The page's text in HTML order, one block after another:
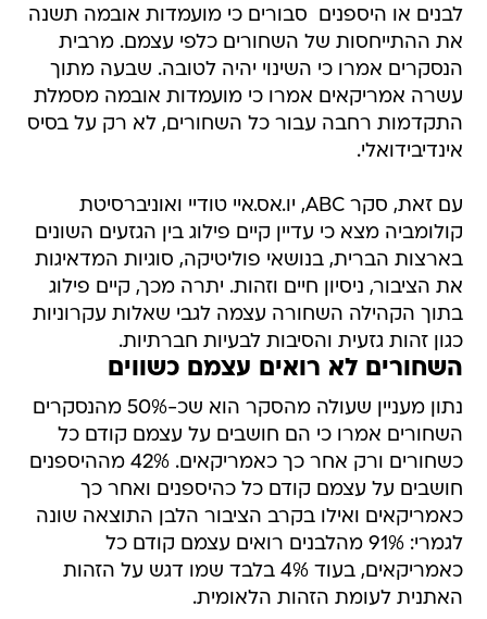
לבנים או היספנים  סבורים כי מועמדות אובמה תשנה
את ההתייחסות של השחורים כלפי עצמם. מרבית
הנסקרים אמרו כי השינוי יהיה לטובה. שבעה מתוך
עשרה אמריקאים אמרו כי מועמדות אובמה מסמלת
התקדמות רחבה עבור כל השחורים, לא רק על בסיס
אינדיבידואלי.
עם זאת, סקר ABC, יו.אס.איי טודיי ואוניברסיטת
קולומביה מצא כי עדיין קיים פילוג בין הגזעים השונים
בארצות הברית, בנושאי פוליטיקה, סוגיות המדאיגות
את הציבור, ניסיון חיים וזהות. יתרה מכך, קיים פילוג
בתוך הקהילה השחורה עצמה לגבי שאלות עקרוניות
כגון זהות גזעית והסיבות לבעיות חברתיות.
השחורים לא רואים עצמם כשווים
נתון מעניין שעולה מהסקר הוא שכ-50% מהנסקרים
השחורים אמרו כי הם חושבים על עצמם קודם כל
כשחורים ורק אחר כך כאמריקאים. 42% מההיספנים
חושבים על עצמם קודם כל כהיספנים ואחר כך
כאמריקאים ואילו בקרב הציבור הלבן התוצאה שונה
לגמרי: 91% מהלבנים רואים עצמם קודם כל
כאמריקאים, בעוד 4% בלבד שמו דגש על הזהות
האתנית לעומת הזהות הלאומית.